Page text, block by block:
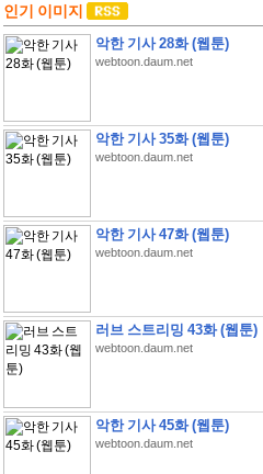
인기 이미지
악한 기사 28화 (웹툰)
webtoon.daum.net
악한 기사 35화 (웹툰)
webtoon.daum.net
악한 기사 47화 (웹툰)
webtoon.daum.net
러브 스트리밍 43화 (웹툰)
webtoon.daum.net
악한 기사 45화 (웹툰)
webtoon.daum.net